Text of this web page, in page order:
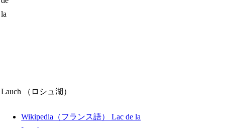
la
Lauch （ロシュ湖）
Wikipedia（フランス語） Lac de la